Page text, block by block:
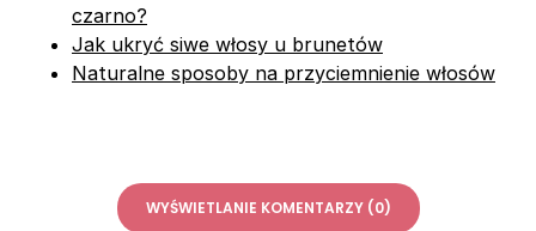
czarno?
Jak ukryć siwe włosy u brunetów
Naturalne sposoby na przyciemnienie włosów
WYŚWIETLANIE KOMENTARZY (0)